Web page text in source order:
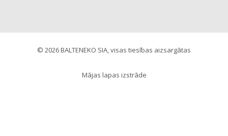
© 2026 BALTENEKO SIA, visas tiesības aizsargātas
Mājas lapas izstrāde